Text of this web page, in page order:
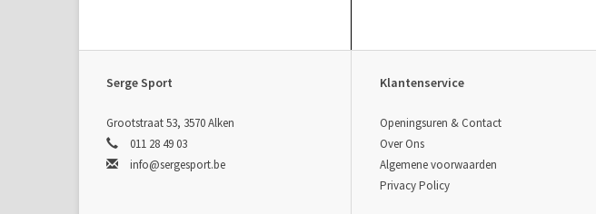
Serge Sport
Grootstraat 53, 3570 Alken
011 28 49 03
info@sergesport.be
Klantenservice
Openingsuren & Contact
Over Ons
Algemene voorwaarden
Privacy Policy